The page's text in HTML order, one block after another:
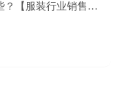
？【服装行业销售管理平